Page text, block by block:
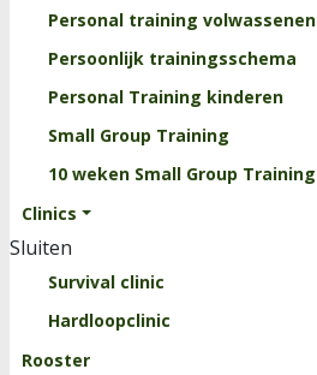
Personal training volwassenen
Persoonlijk trainingsschema
Personal Training kinderen
Small Group Training
10 weken Small Group Training
Clinics
Sluiten
Survival clinic
Hardloopclinic
Rooster